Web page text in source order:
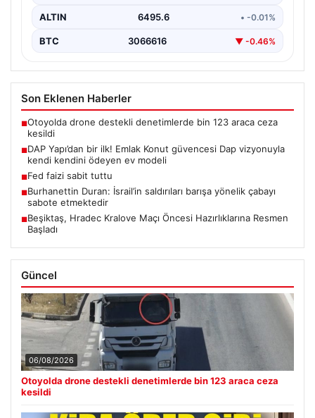
ALTIN 6495.6 • -0.01%
BTC 3066616 ▼ -0.46%
Son Eklenen Haberler
■Otoyolda drone destekli denetimlerde bin 123 araca ceza
kesildi
■DAP Yapı’dan bir ilk! Emlak Konut güvencesi Dap vizyonuyla
kendi kendini ödeyen ev modeli
■Fed faizi sabit tuttu
■Burhanettin Duran: İsrail’in saldırıları barışa yönelik çabayı
sabote etmektedir
■Beşiktaş, Hradec Kralove Maçı Öncesi Hazırlıklarına Resmen
Başladı
Güncel
06/08/2026
Otoyolda drone destekli denetimlerde bin 123 araca ceza
kesildi